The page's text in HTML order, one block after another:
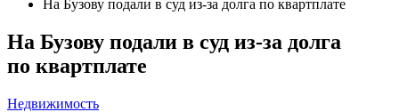
На Бузову подали в суд из-за долга по квартплате
На Бузову подали в суд из-за долга
по квартплате
Недвижимость